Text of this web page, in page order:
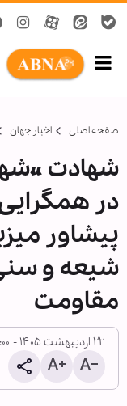
صفحه اصلی اخبار جهان
شهادت
در
پیشاور
شیعه و
مقاومت
۲۲ اردیبهشت ۱۴۰۵ - ۱۶:۰۰